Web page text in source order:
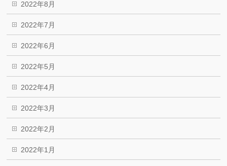
2022年8月
2022年7月
2022年6月
2022年5月
2022年4月
2022年3月
2022年2月
2022年1月